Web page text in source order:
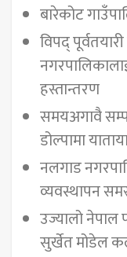
बारेकोट
विपद्
हस्तान्तरण
समयअगावै
डोल्पामा
नलगाड
व्यवस्थापन
उज्यालो नेपाल
सुर्खेत मोडेल